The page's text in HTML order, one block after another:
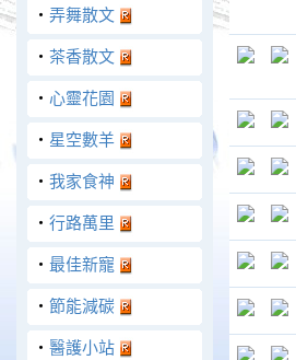
‧ 弄舞散文
‧ 茶香散文
‧ 心靈花園
‧ 星空數羊
‧ 我家食神
‧ 行路萬里
‧ 最佳新寵
‧ 節能減碳
‧ 醫護小站